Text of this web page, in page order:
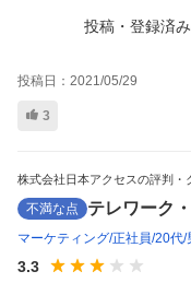
投稿・登録済
投稿日： 2021/05/29
3
株式会社日本アクセスの評判・
不満な点 テレワーク
マーケティング 正社員 20代
3.3